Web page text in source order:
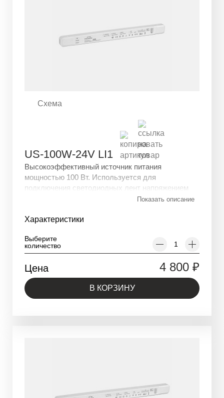
Схема
US-100W-24V LI1
Высокоэффективный источник питания
мощностью 100 Вт. Используется для
подключения светодиодных лент напряжением
24V. Устройство защищено от перегрузки и
Показать описание
Характеристики
Выберите
количество
Цена 4 800 ₽
В КОРЗИНУ